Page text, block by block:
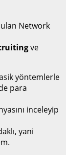
Network
ve
yöntemlerle
para
inceleyip
yani